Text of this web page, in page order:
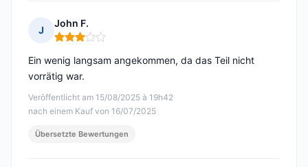
J
John F.
Hinweis: 3 von 5
Veröffentlicht am 15/08/2025 à 19h42
nach einem Kauf von 16/07/2025
Ein wenig langsam angekommen, da das Teil nicht
vorrätig war.
Übersetzte Bewertungen